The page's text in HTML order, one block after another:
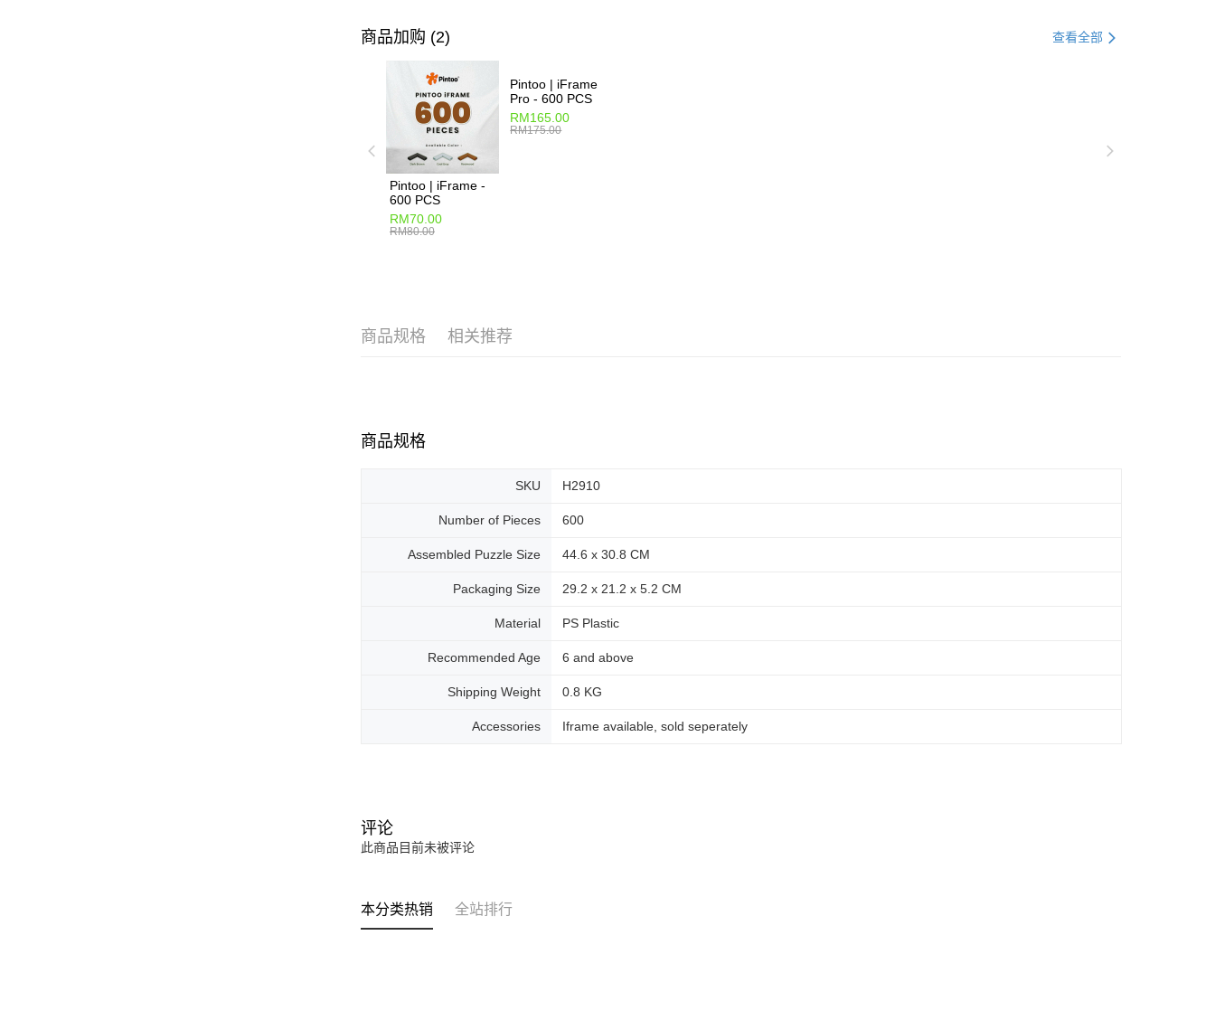
商品加购 (2) 查看全部
Pintoo | iFrame -
600 PCS
RM70.00
RM80.00
Pintoo | iFrame
Pro - 600 PCS
RM165.00
RM175.00
商品规格 相关推荐
商品规格
SKU H2910
Number of Pieces 600
Assembled Puzzle Size 44.6 x 30.8 CM
Packaging Size 29.2 x 21.2 x 5.2 CM
Material PS Plastic
Recommended Age 6 and above
Shipping Weight 0.8 KG
Accessories Iframe available, sold seperately
评论
此商品目前未被评论
本分类热销 全站排行